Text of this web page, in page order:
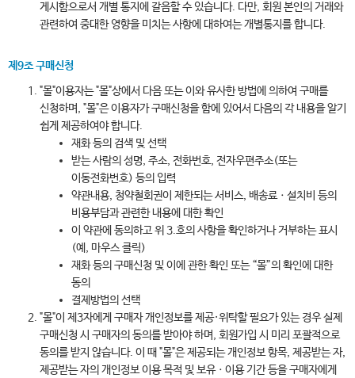
게시함으로서 개별 통지에 갈음할 수 있습니다. 다만, 회원 본인의 거래와
관련하여 중대한 영향을 미치는 사항에 대하여는 개별통지를 합니다.
제9조 구매신청
"몰"이용자는 "몰"상에서 다음 또는 이와 유사한 방법에 의하여 구매를
신청하며, "몰"은 이용자가 구매신청을 함에 있어서 다음의 각 내용을 알기
쉽게 제공하여야 합니다.
재화 등의 검색 및 선택
받는 사람의 성명, 주소, 전화번호, 전자우편주소(또는
이동전화번호) 등의 입력
약관내용, 청약철회권이 제한되는 서비스, 배송료ㆍ설치비 등의
비용부담과 관련한 내용에 대한 확인
이 약관에 동의하고 위 3.호의 사항을 확인하거나 거부하는 표시
(예, 마우스 클릭)
재화 등의 구매신청 및 이에 관한 확인 또는 “몰”의 확인에 대한
동의
결제방법의 선택
"몰"이 제3자에게 구매자 개인정보를 제공·위탁할 필요가 있는 경우 실제
구매신청 시 구매자의 동의를 받아야 하며, 회원가입 시 미리 포괄적으로
동의를 받지 않습니다. 이 때 "몰"은 제공되는 개인정보 항목, 제공받는 자,
제공받는 자의 개인정보 이용 목적 및 보유ㆍ이용 기간 등을 구매자에게